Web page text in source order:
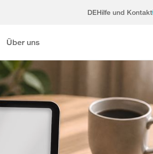
DEHilfe und Kontakt
Über uns